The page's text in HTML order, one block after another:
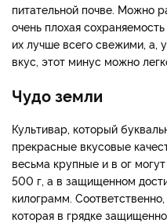
питательной почве. Можно
очень плохая
их лучше всего свежими, а,
вкус, этот минус можно
Чудо земли
Культивар, который
прекрасные вкусовые
весьма крупные и в ог
500 г, а в защищенном
килограмм.
которая в грядке